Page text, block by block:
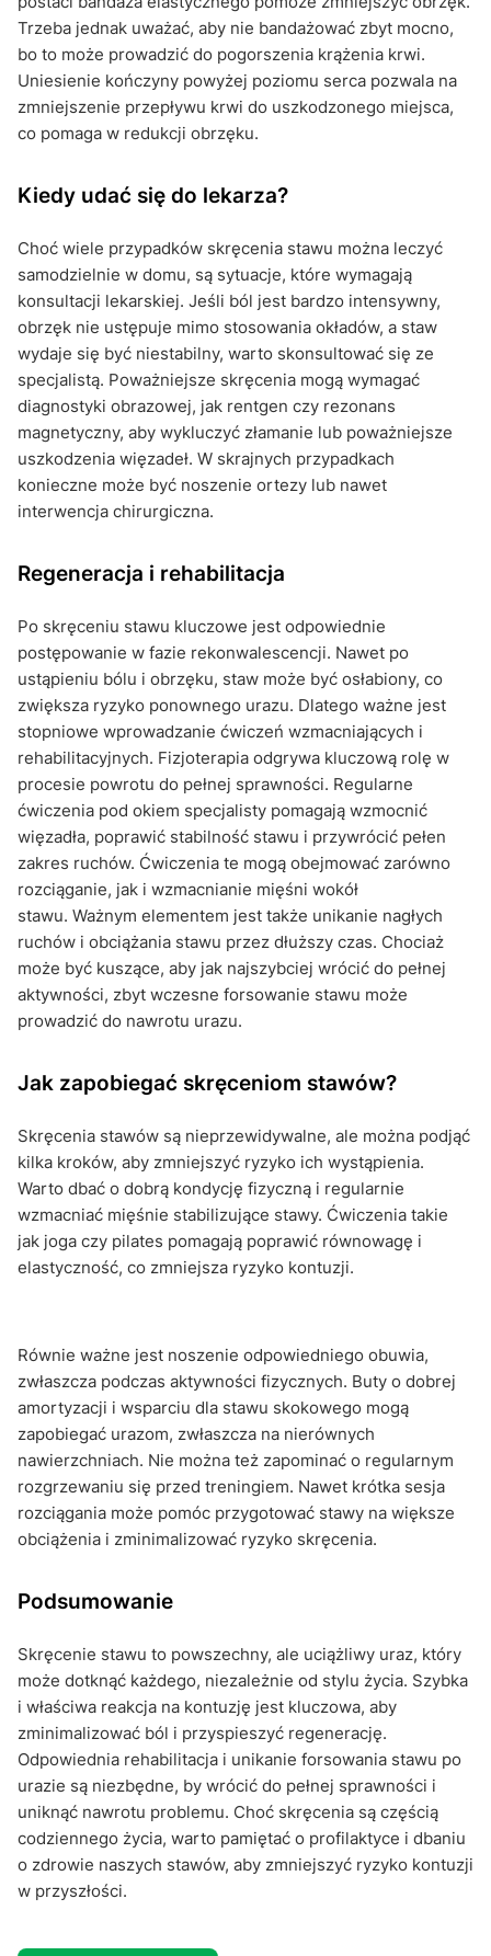
Trzeba jednak uważać, aby nie bandażować zbyt mocno,
bo to może prowadzić do pogorszenia krążenia krwi.
Uniesienie kończyny powyżej poziomu serca pozwala na
zmniejszenie przepływu krwi do uszkodzonego miejsca,
co pomaga w redukcji obrzęku.
Kiedy udać się do lekarza?
Choć wiele przypadków skręcenia stawu można leczyć
samodzielnie w domu, są sytuacje, które wymagają
konsultacji lekarskiej. Jeśli ból jest bardzo intensywny,
obrzęk nie ustępuje mimo stosowania okładów, a staw
wydaje się być niestabilny, warto skonsultować się ze
specjalistą. Poważniejsze skręcenia mogą wymagać
diagnostyki obrazowej, jak rentgen czy rezonans
magnetyczny, aby wykluczyć złamanie lub poważniejsze
uszkodzenia więzadeł. W skrajnych przypadkach
konieczne może być noszenie ortezy lub nawet
interwencja chirurgiczna.
Regeneracja i rehabilitacja
Po skręceniu stawu kluczowe jest odpowiednie
postępowanie w fazie rekonwalescencji. Nawet po
ustąpieniu bólu i obrzęku, staw może być osłabiony, co
zwiększa ryzyko ponownego urazu. Dlatego ważne jest
stopniowe wprowadzanie ćwiczeń wzmacniających i
rehabilitacyjnych. Fizjoterapia odgrywa kluczową rolę w
procesie powrotu do pełnej sprawności. Regularne
ćwiczenia pod okiem specjalisty pomagają wzmocnić
więzadła, poprawić stabilność stawu i przywrócić pełen
zakres ruchów. Ćwiczenia te mogą obejmować zarówno
rozciąganie, jak i wzmacnianie mięśni wokół
stawu. Ważnym elementem jest także unikanie nagłych
ruchów i obciążania stawu przez dłuższy czas. Chociaż
może być kuszące, aby jak najszybciej wrócić do pełnej
aktywności, zbyt wczesne forsowanie stawu może
prowadzić do nawrotu urazu.
Jak zapobiegać skręceniom stawów?
Skręcenia stawów są nieprzewidywalne, ale można podjąć
kilka kroków, aby zmniejszyć ryzyko ich wystąpienia.
Warto dbać o dobrą kondycję fizyczną i regularnie
wzmacniać mięśnie stabilizujące stawy. Ćwiczenia takie
jak joga czy pilates pomagają poprawić równowagę i
elastyczność, co zmniejsza ryzyko kontuzji.
Równie ważne jest noszenie odpowiedniego obuwia,
zwłaszcza podczas aktywności fizycznych. Buty o dobrej
amortyzacji i wsparciu dla stawu skokowego mogą
zapobiegać urazom, zwłaszcza na nierównych
nawierzchniach. Nie można też zapominać o regularnym
rozgrzewaniu się przed treningiem. Nawet krótka sesja
rozciągania może pomóc przygotować stawy na większe
obciążenia i zminimalizować ryzyko skręcenia.
Podsumowanie
Skręcenie stawu to powszechny, ale uciążliwy uraz, który
może dotknąć każdego, niezależnie od stylu życia. Szybka
i właściwa reakcja na kontuzję jest kluczowa, aby
zminimalizować ból i przyspieszyć regenerację.
Odpowiednia rehabilitacja i unikanie forsowania stawu po
urazie są niezbędne, by wrócić do pełnej sprawności i
uniknąć nawrotu problemu. Choć skręcenia są częścią
codziennego życia, warto pamiętać o profilaktyce i dbaniu
o zdrowie naszych stawów, aby zmniejszyć ryzyko kontuzji
w przyszłości.